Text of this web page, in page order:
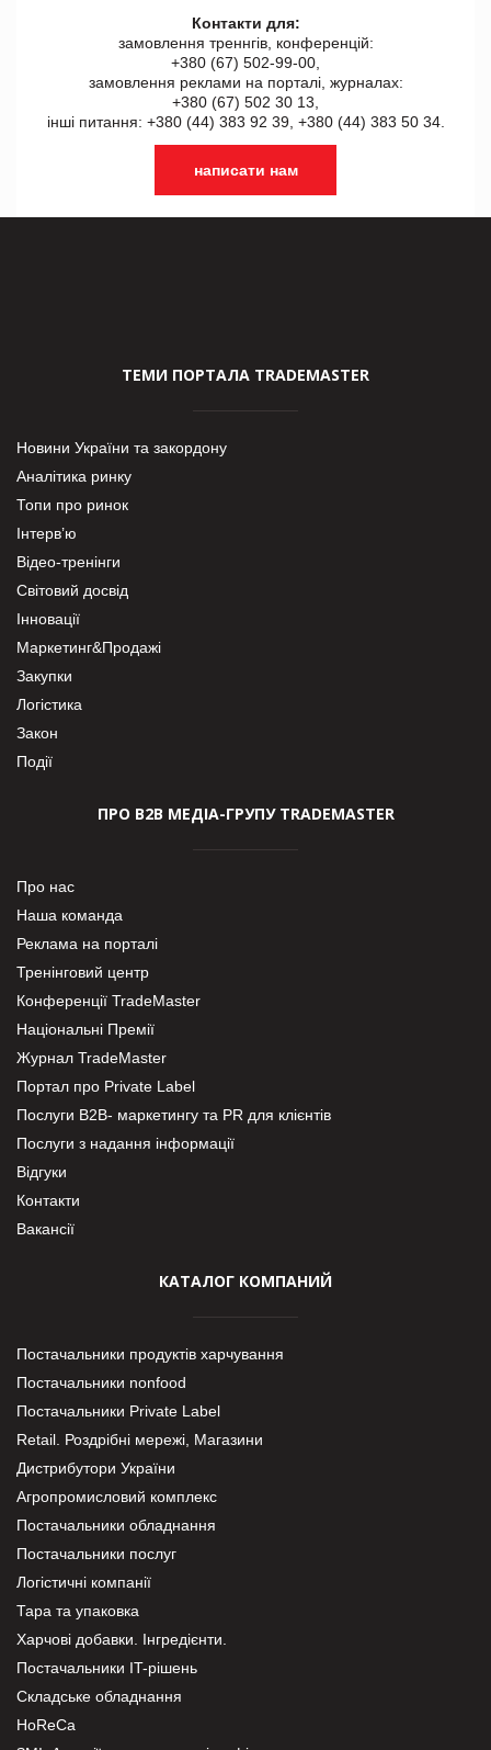
Контакти для:
замовлення треннгів, конференцій:
+380 (67) 502-99-00,
замовлення реклами на порталі, журналах:
+380 (67) 502 30 13,
інші питання: +380 (44) 383 92 39, +380 (44) 383 50 34.
написати нам
ТЕМИ ПОРТАЛА TRADEMASTER
Новини України та закордону
Аналітика ринку
Топи про ринок
Інтерв’ю
Відео-тренінги
Світовий досвід
Інновації
Маркетинг&Продажі
Закупки
Логістика
Закон
Події
ПРО В2В МЕДІА-ГРУПУ TRADEMASTER
Про нас
Наша команда
Реклама на порталі
Тренінговий центр
Конференції TradeMaster
Національні Премії
Журнал TradeMaster
Портал про Private Label
Послуги В2В- маркетингу та PR для клієнтів
Послуги з надання інформації
Відгуки
Контакти
Вакансії
КАТАЛОГ КОМПАНИЙ
Постачальники продуктів харчування
Постачальники nonfood
Постачальники Private Label
Retail. Роздрібні мережі, Магазини
Дистрибутори України
Агропромисловий комплекс
Постачальники обладнання
Постачальники послуг
Логістичні компанії
Тара та упаковка
Харчові добавки. Інгредієнти.
Постачальники IT-рішень
Складське обладнання
HoReCa